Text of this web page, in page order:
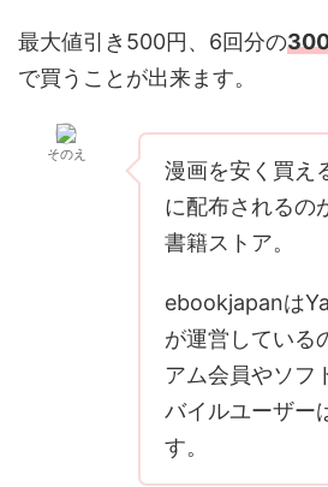
最大値引き500円、6回分の
で買うことが出来ます。
そのえ
漫画を安く買え
に配布されるの
書籍ストア。
ebookjapanは
が運営している
アム会員やソフ
バイルユーザー
す。